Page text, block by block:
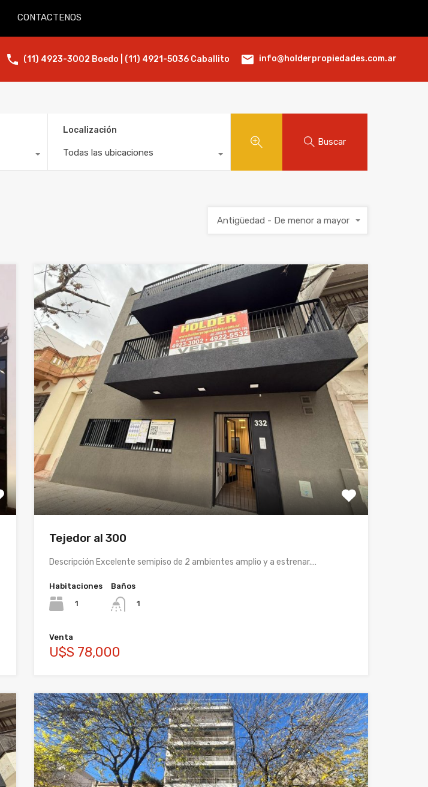
CONTACTENOS
(11) 4923-3002 Boedo | (11) 4921-5036 Caballito info@holderpropiedades.com.ar
Localización
Todas las ubicaciones
Buscar
Antigüedad - De menor a mayor
Tejedor al 300
Descripción Excelente semipiso de 2 ambientes amplio y a estrenar.…
Habitaciones
1
Baños
1
Venta
U$S 78,000